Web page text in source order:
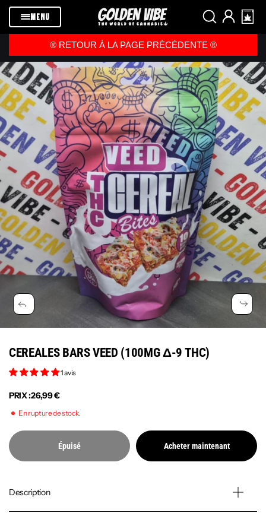
Passer au
contenuMENU
®️ RETOUR À LA PAGE PRÉCÉDENTE ®️
CEREALES BARS VEED (100MG Δ-9 THC)
1 avis
PRIX :26,99 €
En rupture de stock.
Épuisé Acheter maintenant
Description